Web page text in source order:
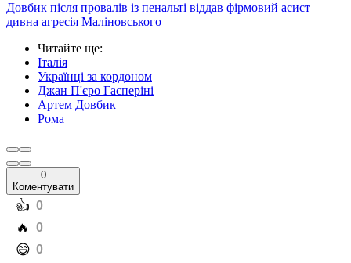
Довбик після провалів із пенальті віддав фірмовий асист –
дивна агресія Маліновського
Читайте ще:
Італія
Українці за кордоном
Джан П'єро Гасперіні
Артем Довбик
Рома
0
Коментувати
️👍 0
️🔥 0
️😄 0